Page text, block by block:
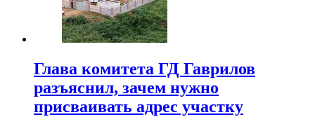
Глава комитета ГД Гаврилов
разъяснил, зачем нужно
присваивать адрес участку